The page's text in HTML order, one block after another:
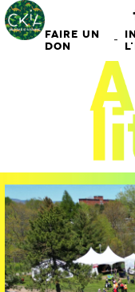
FAIRE UN
DON
-